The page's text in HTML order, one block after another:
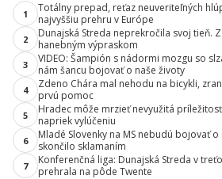
1
Totálny prepad, reťaz neuveriteľných
najvyššiu prehru v Európe
2
Dunajská Streda neprekročila svoj tieň.
hanebným výpraskom
3
VIDEO: Šampión s nádormi mozgu so
nám šancu bojovať o naše životy
4
Zdeno Chára mal nehodu na bicykli,
prvú pomoc
5
Hradec môže mrzieť nevyužitá
napriek vylúčeniu
6
Mladé Slovenky na MS nebudú bojovať
skončilo sklamaním
7
Konferenčná liga: Dunajská Streda v
prehrala na pôde Twente